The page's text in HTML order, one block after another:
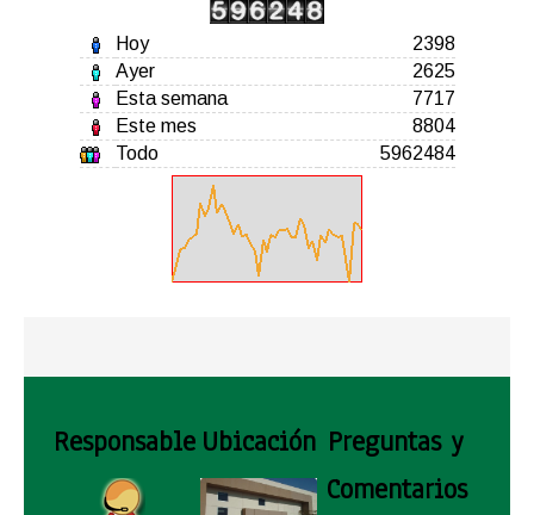
Hoy
2398
Ayer
2625
Esta semana
7717
Este mes
8804
Todo
5962484
Responsable Ubicación Preguntas y
Comentarios